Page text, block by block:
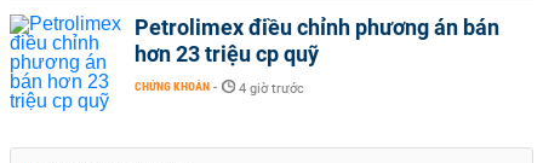
Petrolimex điều chỉnh phương án bán
hơn 23 triệu cp quỹ
CHỨNG KHOÁN - 4 giờ trước